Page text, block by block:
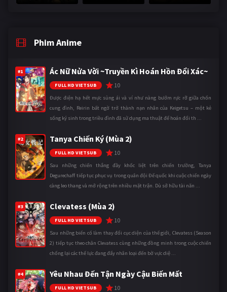
Phim Anime
#1 Ác Nữ Nửa Vời ~Truyền Kì Hoán Hồn Đổi Xác~
FULL HD VIETSUB 10
Được điện hạ hết mực sủng ái và ví như nàng bướm rực rỡ giữa chốn
cung đình, Reirin bất ngờ trở thành nạn nhân của Keigetsu – một kẻ
sống ký sinh trong triều đình đã sử dụng ma thuật để hoán đổi th ...
#2 Tanya Chiến Ký (Mùa 2)
FULL HD VIETSUB 10
Sau những chiến thắng đầy khốc liệt trên chiến trường, Tanya
Degurechaff tiếp tục phục vụ trong quân đội Đế quốc khi cuộc chiến ngày
càng leo thang và mở rộng trên nhiều mặt trận. Dù sở hữu tài năn ...
#3 Clevatess (Mùa 2)
FULL HD VIETSUB 10
Sau những biến cố làm thay đổi cục diện của thế giới, Clevatess (Season
2) tiếp tục theo chân Clevatess cùng những đồng minh trong cuộc chiến
chống lại các thế lực đang đẩy nhân loại đến bờ vực diệ ...
#4 Yêu Nhau Đến Tận Ngày Cậu Biến Mất
FULL HD VIETSUB 10